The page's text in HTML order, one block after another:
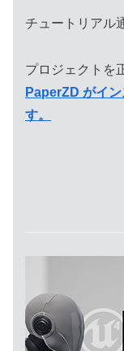
チュートリアル
プロジェクトを
PaperZD がイ
す。